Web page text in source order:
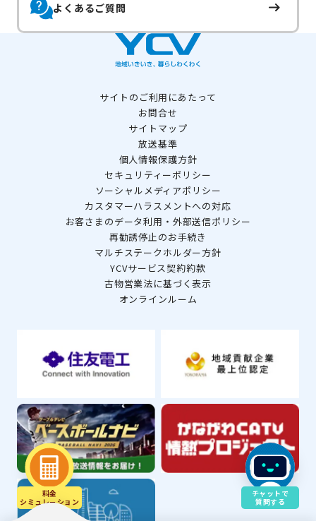
よくあるご質問
料金
シミュレ－ション
サイトのご利用にあたって
お問合せ
サイトマップ
放送基準
個人情報保護方針
セキュリティーポリシー
ソーシャルメディアポリシー
カスタマーハラスメントへの対応
お客さまのデータ利用・外部送信ポリシー
再勧誘停止のお手続き
マルチステークホルダー方針
YCVサービス契約約款
古物営業法に基づく表示
オンラインルーム
チャットで
質問する